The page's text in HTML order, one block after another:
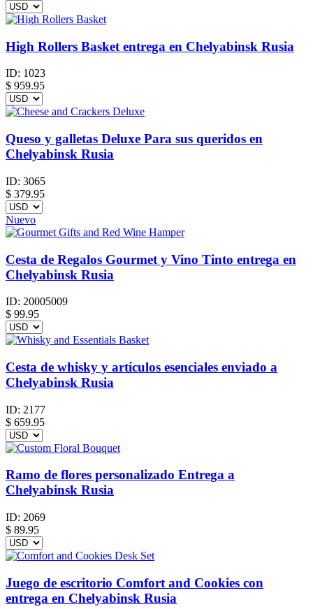
High Rollers Basket entrega en Chelyabinsk Rusia
ID: 1023
$ 959.95
Queso y galletas Deluxe Para sus queridos en
Chelyabinsk Rusia
ID: 3065
$ 379.95
Nuevo
Cesta de Regalos Gourmet y Vino Tinto entrega en
Chelyabinsk Rusia
ID: 20005009
$ 99.95
Cesta de whisky y artículos esenciales enviado a
Chelyabinsk Rusia
ID: 2177
$ 659.95
Ramo de flores personalizado Entrega a
Chelyabinsk Rusia
ID: 2069
$ 89.95
Juego de escritorio Comfort and Cookies con
entrega en Chelyabinsk Rusia